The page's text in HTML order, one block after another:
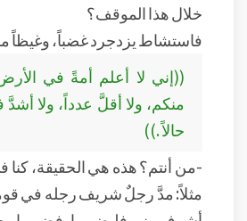
خلال هذا الموقف؟
فاستشاط يزدجرد غضباً، وغيظاً
((إني لا أعلم أمةً في
منكم، ولا أقلَّ عدداً، ولا أشدَّ
حالاً .))
-من أنتم؟ هذه هي الحقيقة، كنا
مثلاً: مدَّ رجلٌ شريف رجله في